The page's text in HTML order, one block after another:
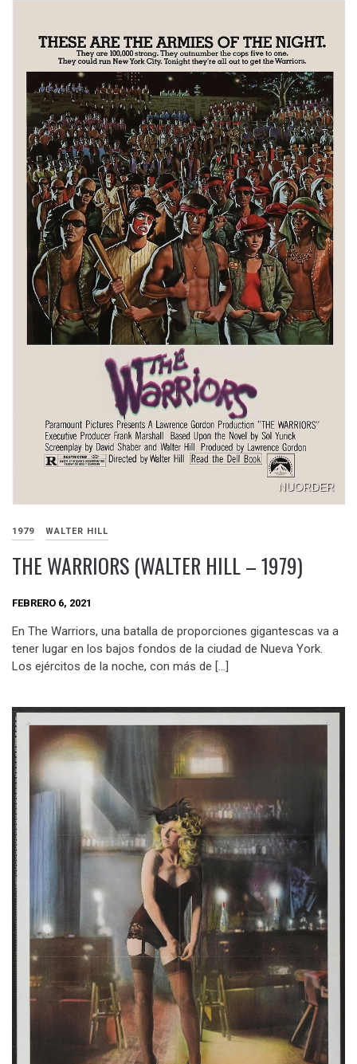
1979 WALTER HILL
THE WARRIORS (WALTER HILL – 1979)
FEBRERO 6, 2021
En The Warriors, una batalla de proporciones gigantescas va a
tener lugar en los bajos fondos de la ciudad de Nueva York.
Los ejércitos de la noche, con más de […]